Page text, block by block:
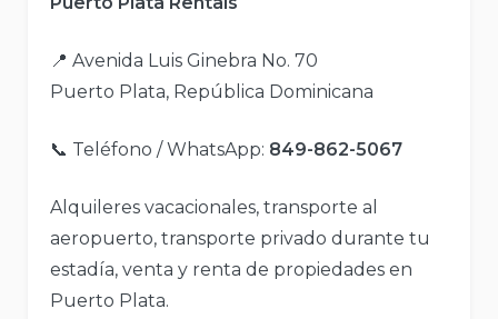
📍 Avenida Luis Ginebra No. 70
Puerto Plata, República Dominicana
📞 Teléfono / WhatsApp: 849-862-5067
Alquileres vacacionales, transporte al
aeropuerto, transporte privado durante tu
estadía, venta y renta de propiedades en
Puerto Plata.